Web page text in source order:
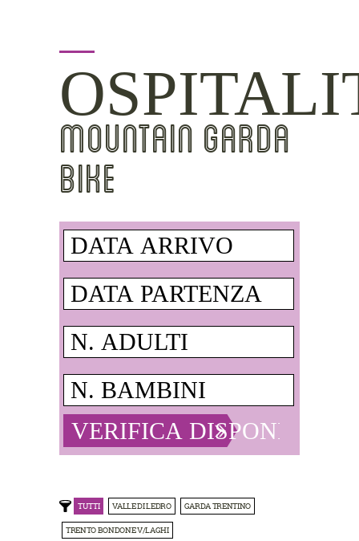
MOUNTAIN GARDA
BIKE
TUTTI VALLE DI LEDRO GARDA TRENTINO
TRENTO BONDONE V/LAGHI